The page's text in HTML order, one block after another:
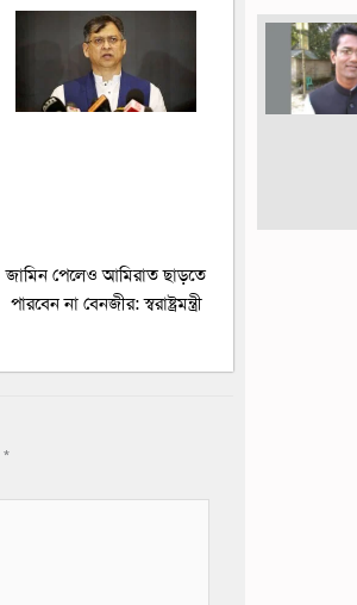
জামিন পেলেও আমিরাত ছাড়তে
পারবেন না বেনজীর: স্বরাষ্ট্রমন্ত্রী
*